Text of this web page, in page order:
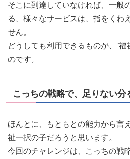
そこに到達していなければ、一般
る、様々なサービスは、指をくわ
せん。
どうしても利用できるものが、”福
のです。
こっちの戦略で、足りない分
ほんとに、もともとの能力から言
祉一択の子だろうと思います。
今回のチャレンジは、こっちの戦